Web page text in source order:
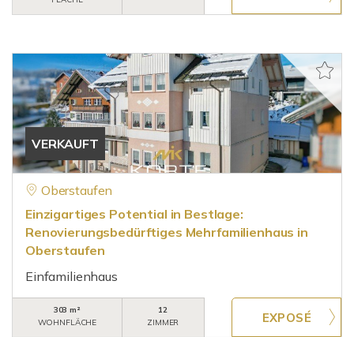
VERKAUFT
Oberstaufen
Einzigartiges Potential in Bestlage:
Renovierungsbedürftiges Mehrfamilienhaus in
Oberstaufen
Einfamilienhaus
303 m²
WOHNFLÄCHE
12
ZIMMER